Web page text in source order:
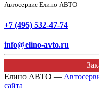
Автосервис Елино-АВТО
+7 (495) 532-47-74
info@elino-avto.ru
Елино АВТО —
сайта